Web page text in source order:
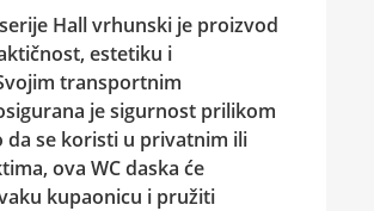
Hall vrhunski je proizvod
estetiku i
transportnim
je sigurnost prilikom
da se koristi u privatnim ili
ova WC daska će
kupaonicu i pružiti